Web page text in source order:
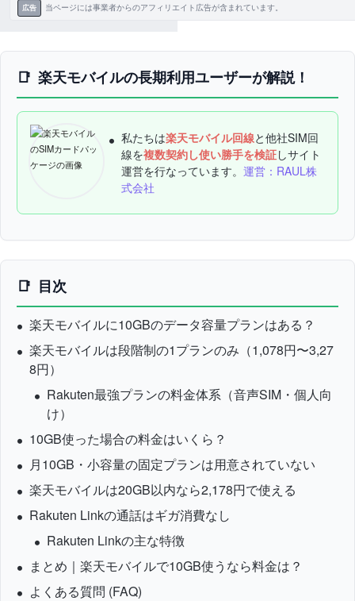
広告 当ページには事業者からのアフィリエイト広告が含まれています。
楽天モバイルの長期利用ユーザーが解説！
私たちは楽天モバイル回線と他社SIM回
線を複数契約し使い勝手を検証しサイト
運営を行なっています。 運営：RAUL株
式会社
目次
楽天モバイルに10GBのデータ容量プランはある？
楽天モバイルは段階制の1プランのみ（1,078円〜3,27
8円）
Rakuten最強プランの料金体系（音声SIM・個人向
け）
10GB使った場合の料金はいくら？
月10GB・小容量の固定プランは用意されていない
楽天モバイルは20GB以内なら2,178円で使える
Rakuten Linkの通話はギガ消費なし
Rakuten Linkの主な特徴
まとめ｜楽天モバイルで10GB使うなら料金は？
よくある質問 (FAQ)